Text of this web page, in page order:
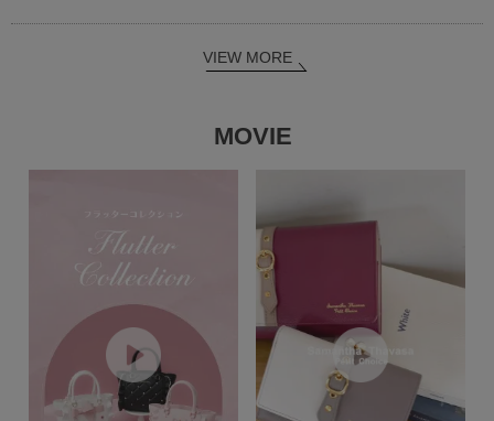
VIEW MORE
MOVIE